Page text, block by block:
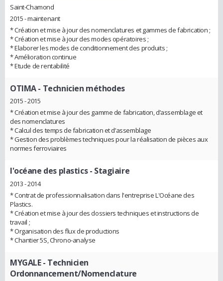
Saint-Chamond
2015 - maintenant
* Création et mise à jour des nomenclatures et gammes de fabrication ;
* Création et mise à jour des modes opératoires ;
* Elaborer les modes de conditionnement des produits ;
* Amélioration continue
* Etude de rentabilité
OTIMA- Technicien méthodes
2015 - 2015
* Création et mise à jour des gamme de fabrication, d’assemblage et
des nomenclatures
* Calcul des temps de fabrication et d’assemblage
* Gestion des problèmes techniques pour la réalisation de pièces aux
normes ferroviaires
l'océane des plastics- Stagiaire
2013 - 2014
* Contrat de professionnalisation dans l'entreprise L'Océane des
Plastics.
* Création et mise à jour des dossiers techniques et instructions de
travail ;
* Organisation des flux de productions
* Chantier 5S, Chrono-analyse
MYGALE- Technicien
Ordonnancement/Nomenclature